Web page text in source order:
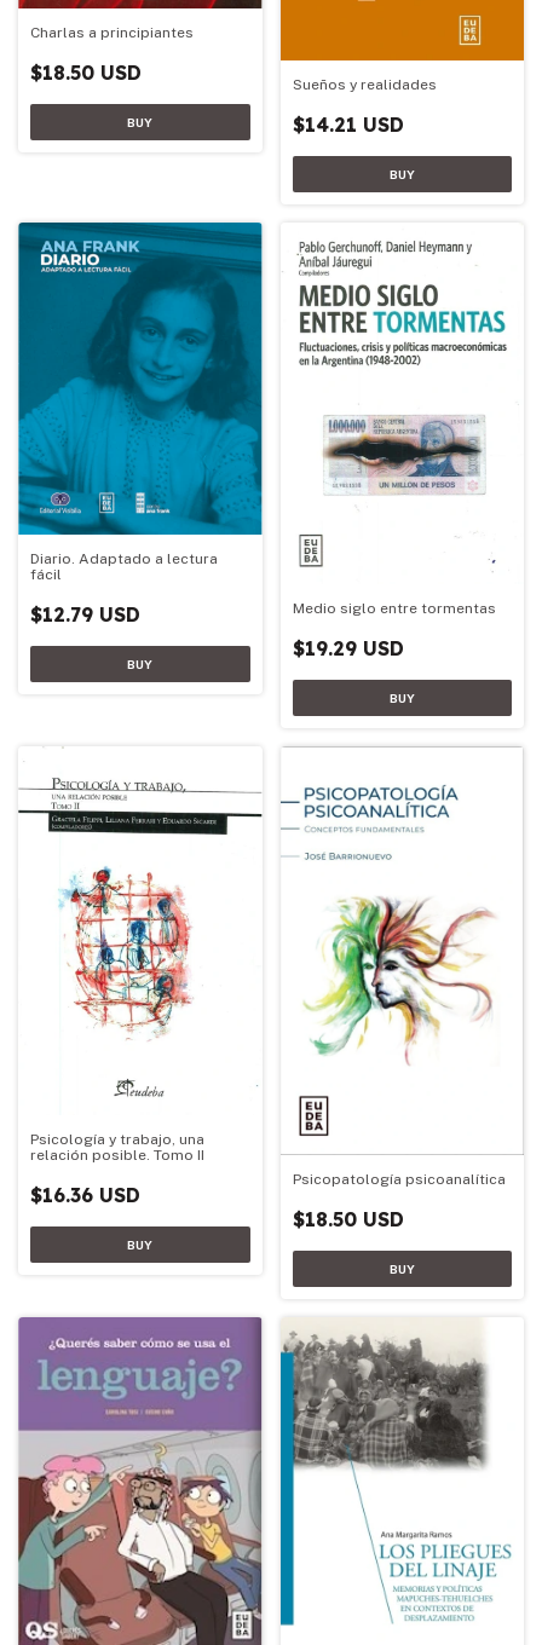
Charlas a principiantes
$18.50 USD
Sueños y realidades
$14.21 USD
Diario. Adaptado a lectura
fácil
$12.79 USD Medio siglo entre tormentas
$19.29 USD
Psicología y trabajo, una
relación posible. Tomo II
$16.36 USD
Psicopatología psicoanalítica
$18.50 USD